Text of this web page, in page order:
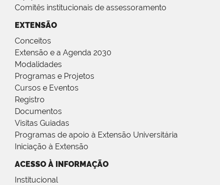
Comitês institucionais de assessoramento
EXTENSÃO
Conceitos
Extensão e a Agenda 2030
Modalidades
Programas e Projetos
Cursos e Eventos
Registro
Documentos
Visitas Guiadas
Programas de apoio à Extensão Universitária
Iniciação à Extensão
ACESSO À INFORMAÇÃO
Institucional